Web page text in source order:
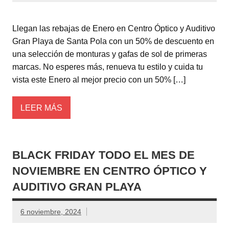
Llegan las rebajas de Enero en Centro Óptico y Auditivo
Gran Playa de Santa Pola con un 50% de descuento en
una selección de monturas y gafas de sol de primeras
marcas. No esperes más, renueva tu estilo y cuida tu
vista este Enero al mejor precio con un 50% […]
LEER MÁS
BLACK FRIDAY TODO EL MES DE
NOVIEMBRE EN CENTRO ÓPTICO Y
AUDITIVO GRAN PLAYA
6 noviembre, 2024